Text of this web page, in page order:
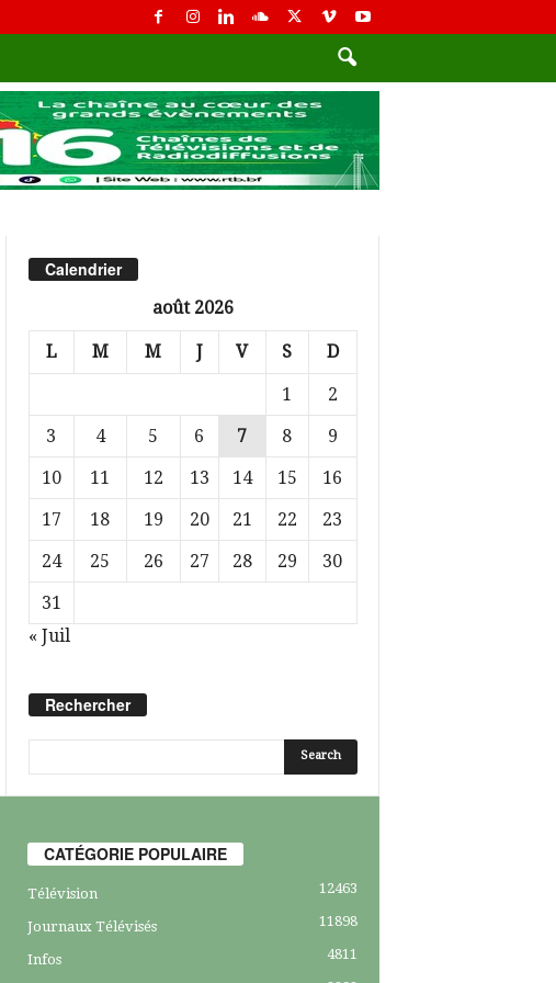
Calendrier
août 2026
L M M J V S D
1
2
3
4 5 6 7 8
9
10
11 12 13 14 15
16
17
18 19 20 21 22
23
24
25 26 27 28 29
30
31
« Juil
Rechercher
CATÉGORIE POPULAIRE
Télévision 12463
Journaux Télévisés 11898
Infos
4811